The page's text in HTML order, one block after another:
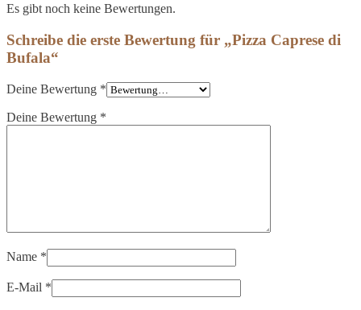
Es gibt noch keine Bewertungen.
Schreibe die erste Bewertung für „Pizza Caprese di
Bufala“
Deine Bewertung *
Deine Bewertung *
Name *
E-Mail *